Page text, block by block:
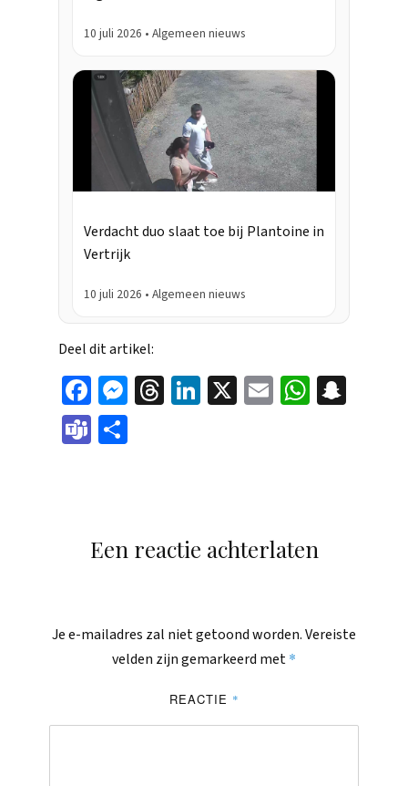
10 juli 2026 • Algemeen nieuws
Verdacht duo slaat toe bij Plantoine in
Vertrijk
10 juli 2026 • Algemeen nieuws
Deel dit artikel:
Face
boo
Mes
Thr
Link
Ema
Wha
Tea
Een reactie achterlaten
Je e-mailadres zal niet getoond worden.Vereiste
velden zijn gemarkeerd met*
REACTIE *